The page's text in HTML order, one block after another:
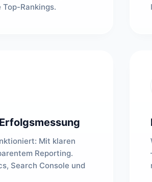
Rankings.
Mit klaren
Reporting.
Search Console und